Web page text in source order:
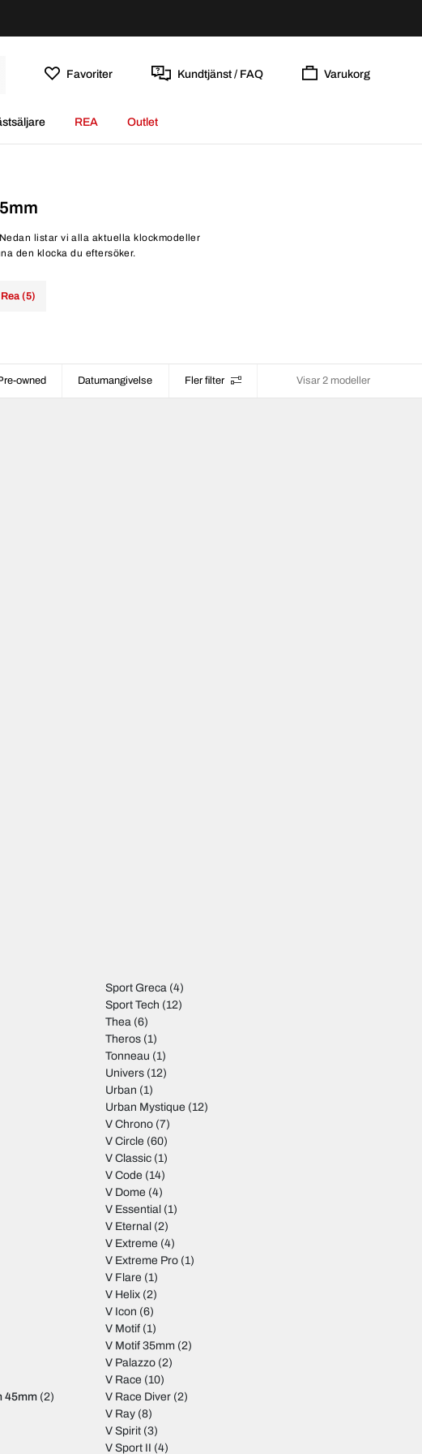
Favoriter Kundtjänst / FAQ Varukorg
REA Outlet
listar vi alla aktuella klockmodeller
den klocka du eftersöker.
Rea (5)
owned Datumangivelse Fler filter Visar 2 modeller
45mm(2)
Sport Greca (4)
Sport Tech (12)
Thea (6)
Theros (1)
Tonneau (1)
Univers (12)
Urban (1)
Urban Mystique (12)
V Chrono (7)
V Circle (60)
V Classic (1)
V Code (14)
V Dome (4)
V Essential (1)
V Eternal (2)
V Extreme (4)
V Extreme Pro (1)
V Flare (1)
V Helix (2)
V Icon (6)
V Motif (1)
V Motif 35mm (2)
V Palazzo (2)
V Race (10)
V Race Diver (2)
V Ray (8)
V Spirit (3)
V Sport II (4)